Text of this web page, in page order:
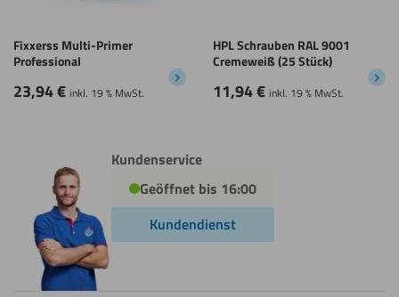
Fixxerss Multi-Primer
Professional
23,94€ inkl. 19 % MwSt.
HPL Schrauben RAL 9001
Cremeweiß (25 Stück)
11,94€ inkl. 19 % MwSt.
Kundenservice
Geöffnet bis 16:00
Kundendienst